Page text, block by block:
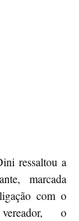
ressaltou a
marcada
com o
o